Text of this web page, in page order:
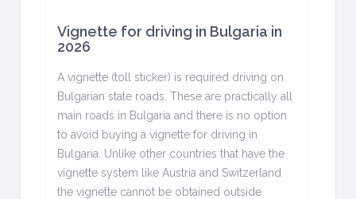
Vignette for driving in Bulgaria in
2026
A vignette (toll sticker) is required driving on
Bulgarian state roads. These are practically all
main roads in Bulgaria and there is no option
to avoid buying a vignette for driving in
Bulgaria. Unlike other countries that have the
vignette system like Austria and Switzerland
the vignette cannot be obtained outside